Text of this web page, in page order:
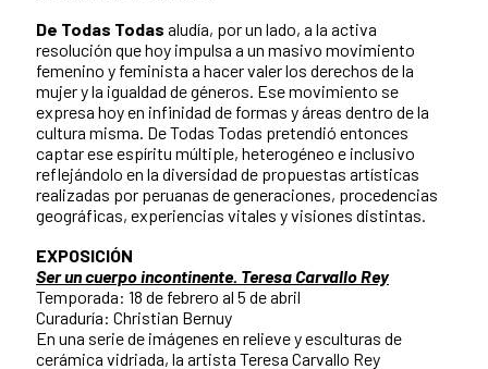
De Todas Todas aludía, por un lado, a la activa
resolución que hoy impulsa a un masivo movimiento
femenino y feminista a hacer valer los derechos de la
mujer y la igualdad de géneros. Ese movimiento se
expresa hoy en infinidad de formas y áreas dentro de la
cultura misma. De Todas Todas pretendió entonces
captar ese espíritu múltiple, heterogéneo e inclusivo
reflejándolo en la diversidad de propuestas artísticas
realizadas por peruanas de generaciones, procedencias
geográficas, experiencias vitales y visiones distintas.
EXPOSICIÓN
Ser un cuerpo incontinente. Teresa Carvallo Rey
Temporada: 18 de febrero al 5 de abril
Curaduría: Christian Bernuy
En una serie de imágenes en relieve y esculturas de
cerámica vidriada, la artista Teresa Carvallo Rey